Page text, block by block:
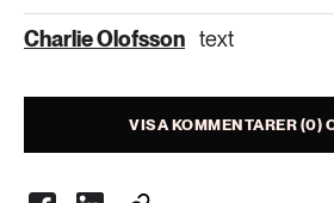
Charlie Olofsson text
VISA KOMMENTARER (0)